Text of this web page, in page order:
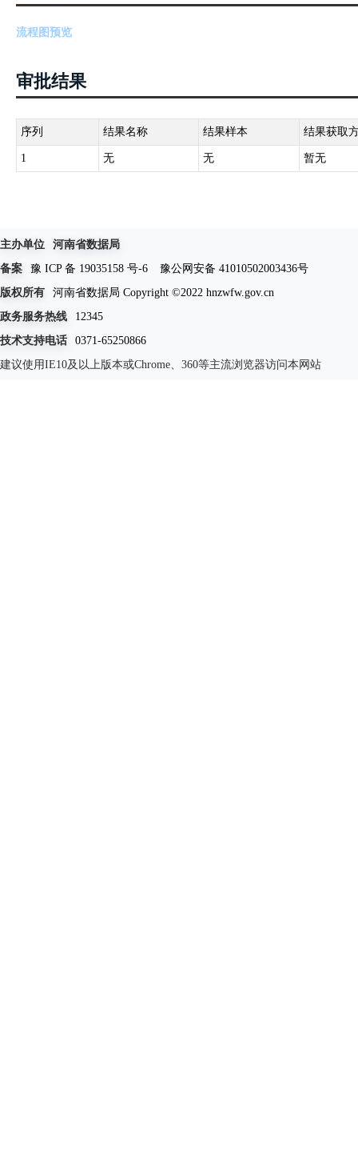
流程图预览
审批结果
序列 结果名称 结果样本 结果获取
1 无 无 暂无
主办单位
河南省数据局
备案
豫 ICP 备 19035158 号-6
豫公网安备 41010502003436号
版权所有
河南省数据局 Copyright ©2022 hnzwfw.gov.cn
政务服务热线
12345
技术支持电话
0371-65250866
建议使用IE10及以上版本或Chrome、360等主流浏览器访问本网站